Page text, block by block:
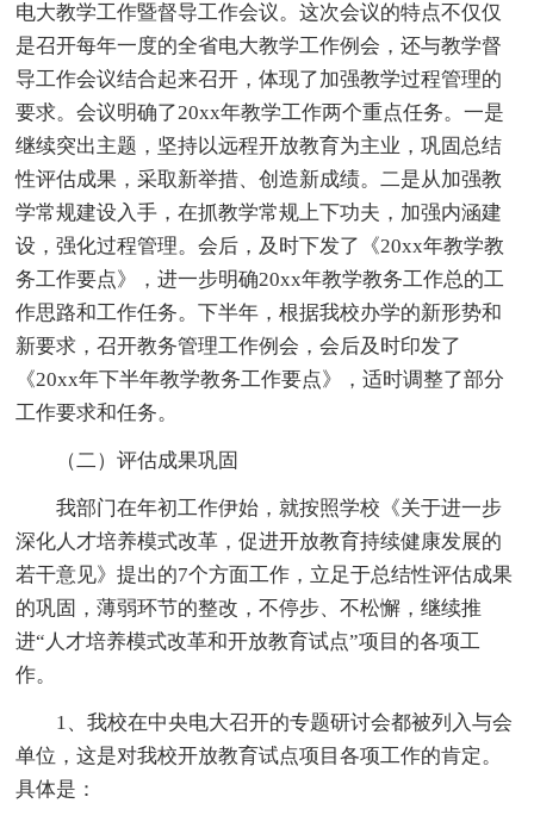
电大教学工作暨督导工作会议。这次会议的特点不仅仅
是召开每年一度的全省电大教学工作例会，还与教学督
导工作会议结合起来召开，体现了加强教学过程管理的
要求。会议明确了20xx年教学工作两个重点任务。一是
继续突出主题，坚持以远程开放教育为主业，巩固总结
性评估成果，采取新举措、创造新成绩。二是从加强教
学常规建设入手，在抓教学常规上下功夫，加强内涵建
设，强化过程管理。会后，及时下发了《20xx年教学教
务工作要点》，进一步明确20xx年教学教务工作总的工
作思路和工作任务。下半年，根据我校办学的新形势和
新要求，召开教务管理工作例会，会后及时印发了
《20xx年下半年教学教务工作要点》，适时调整了部分
工作要求和任务。
（二）评估成果巩固
我部门在年初工作伊始，就按照学校《关于进一步
深化人才培养模式改革，促进开放教育持续健康发展的
若干意见》提出的7个方面工作，立足于总结性评估成果
的巩固，薄弱环节的整改，不停步、不松懈，继续推
进“人才培养模式改革和开放教育试点”项目的各项工
作。
1、我校在中央电大召开的专题研讨会都被列入与会
单位，这是对我校开放教育试点项目各项工作的肯定。
具体是：